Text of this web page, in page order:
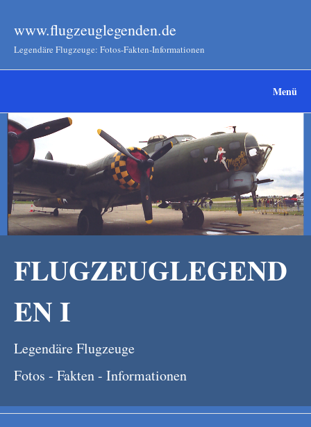
www.flugzeuglegenden.de
Legendäre Flugzeuge: Fotos-Fakten-Informationen
Menü
FLUGZEUGLEGEND
EN I
Legendäre Flugzeuge
Fotos - Fakten - Informationen